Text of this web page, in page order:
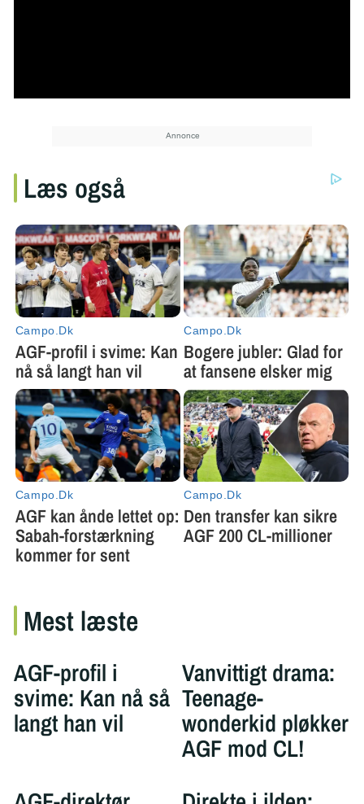
Mest læste
AGF-profil i
svime: Kan nå så
langt han vil
Vanvittigt drama:
Teenage-
wonderkid pløkker
AGF mod CL!